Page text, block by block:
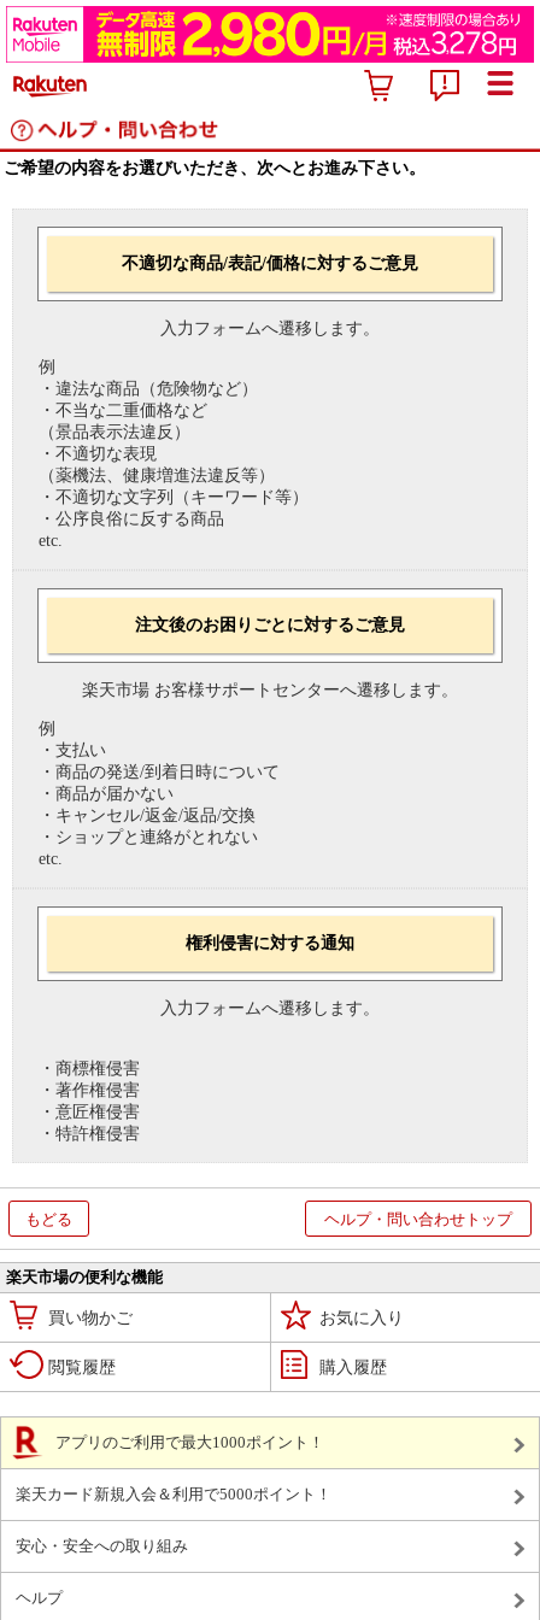
ご希望の内容をお選びいただき、次へとお進み下さい。
不適切な商品/表記/価格に対するご意見
入力フォームへ遷移します。
例
・違法な商品（危険物など）
・不当な二重価格など
（景品表示法違反）
・不適切な表現
（薬機法、健康増進法違反等）
・不適切な文字列（キーワード等）
・公序良俗に反する商品
etc.
注文後のお困りごとに対するご意見
楽天市場 お客様サポートセンターへ遷移します。
例
・支払い
・商品の発送/到着日時について
・商品が届かない
・キャンセル/返金/返品/交換
・ショップと連絡がとれない
etc.
権利侵害に対する通知
入力フォームへ遷移します。
・商標権侵害
・著作権侵害
・意匠権侵害
・特許権侵害
もどる ヘルプ・問い合わせトップ
楽天市場の便利な機能
買い物かご お気に入り
閲覧履歴 購入履歴
アプリのご利用で最大1000ポイント！
楽天カード新規入会＆利用で5000ポイント！
安心・安全への取り組み
ヘルプ